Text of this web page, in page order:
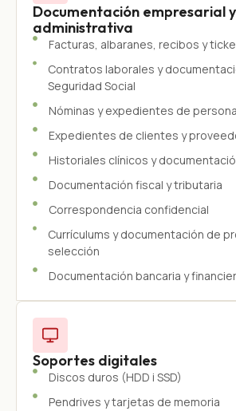
Documentación empresarial y
administrativa
Facturas, albaranes, recibos y
Contratos laborales y
Seguridad Social
Nóminas y expedientes de
Expedientes de clientes y
Historiales clínicos y
Documentación fiscal y tributaria
Correspondencia confidencial
Currículums y documentación de
selección
Documentación bancaria y
Soportes digitales
Discos duros (HDD i SSD)
Pendrives y tarjetas de memoria